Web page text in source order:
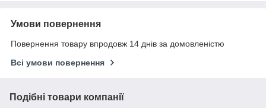
Умови повернення
Повернення товару впродовж 14 днів за домовленістю
Всі умови повернення
Подібні товари компанії